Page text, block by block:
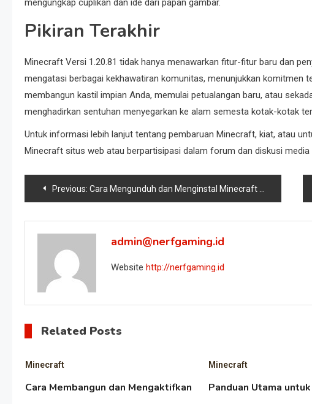
mengungkap cuplikan dan ide dari papan gambar.
Pikiran Terakhir
Minecraft Versi 1.20.81 tidak hanya menawarkan fitur-fitur baru dan
mengatasi berbagai kekhawatiran komunitas, menunjukkan komitmen
membangun kastil impian Anda, memulai petualangan baru, atau
menghadirkan sentuhan menyegarkan ke alam semesta kotak-kotak
Untuk informasi lebih lanjut tentang pembaruan Minecraft, kiat, atau
Minecraft situs web atau berpartisipasi dalam forum dan diskusi media
Post
navigation
Previous: Cara Mengunduh dan Menginstal Minecraft 1.20.20: Panduan Langkah demi Langkah
admin@nerfgaming.id
Website http://nerfgaming.id
Related Posts
Minecraft
Cara Membangun dan Mengaktifkan
Minecraft
Panduan Utama